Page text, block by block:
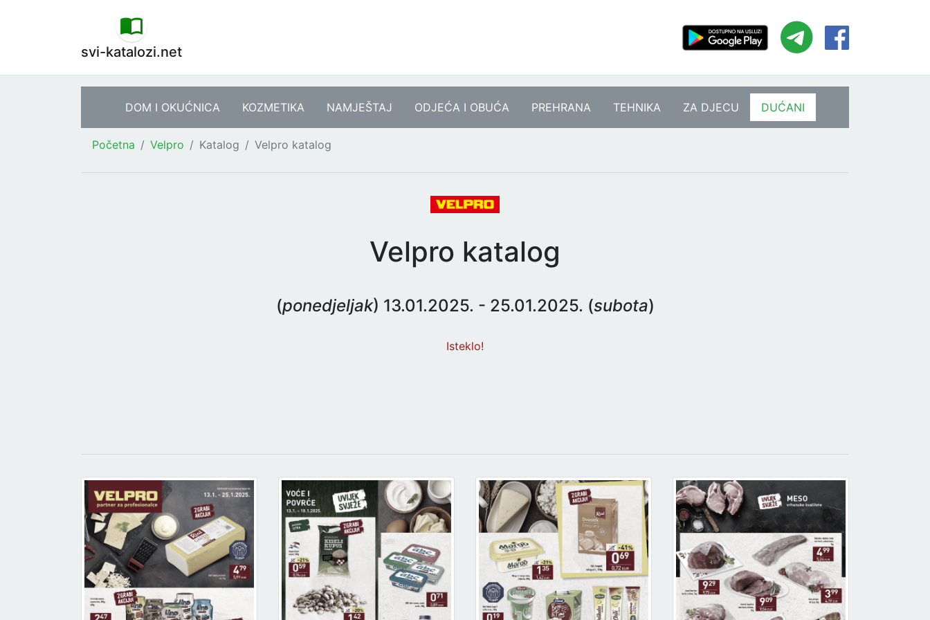
svi-katalozi.net
DOM I OKUĆNICA KOZMETIKA NAMJEŠTAJ ODJEĆA I OBUĆA PREHRANA TEHNIKA ZA DJECU DUĆANI
Početna Velpro Katalog Velpro katalog
Velpro katalog
(ponedjeljak) 13.01.2025. - 25.01.2025. (subota)
Isteklo!